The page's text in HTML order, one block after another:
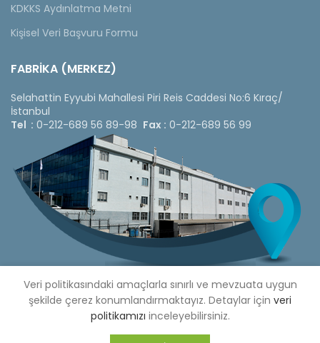
KDKKS Aydınlatma Metni
Kişisel Veri Başvuru Formu
FABRİKA (MERKEZ)
Selahattin Eyyubi Mahallesi Piri Reis Caddesi No:6 Kıraç/
İstanbul
Tel : 0-212-689 56 89-98 Fax : 0-212-689 56 99
Copyright © 2020 Çetinkaya Pano |
Listesi
Veri politikasındaki amaçlarla sınırlı ve mevzuata uygun
şekilde çerez konumlandırmaktayız. Detaylar için veri
politikamızı inceleyebilirsiniz.